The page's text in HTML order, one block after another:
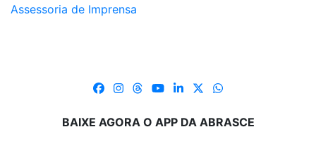
Assessoria de Imprensa
BAIXE AGORA O APP DA ABRASCE